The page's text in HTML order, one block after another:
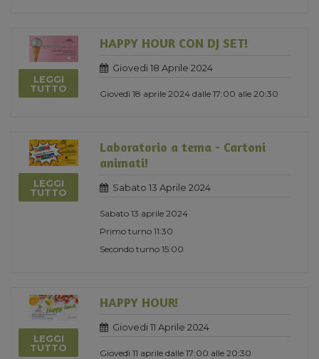
LEGGI
TUTTO
HAPPY HOUR CON DJ SET!
Giovedi 18 Aprile 2024
Giovedì 18 aprile 2024 dalle 17:00 alle 20:30
LEGGI
TUTTO
Laboratorio a tema - Cartoni
animati!
Sabato 13 Aprile 2024
Sabato 13 aprile 2024
Primo turno 11:30
Secondo turno 15:00
LEGGI
TUTTO
HAPPY HOUR!
Giovedi 11 Aprile 2024
Giovedì 11 aprile dalle 17:00 alle 20:30